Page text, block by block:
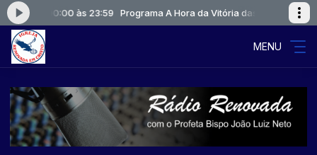
das 00:00 às 23:59 Programa A Hora da Vitória das 00:00 às
MENU